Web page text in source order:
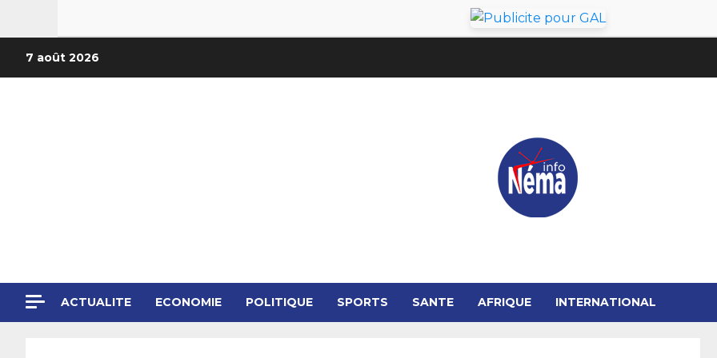
7 août 2026
ACTUALITE ECONOMIE POLITIQUE SPORTS SANTE AFRIQUE INTERNATIONAL